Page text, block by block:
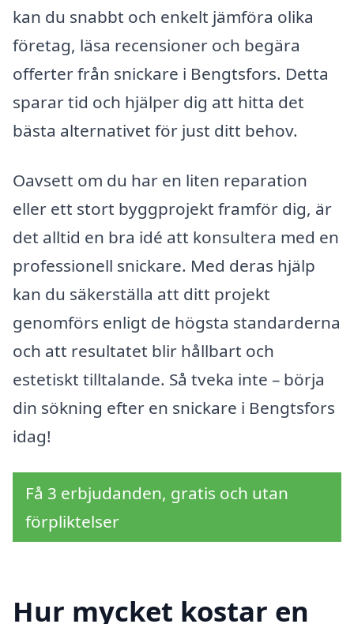
kan du snabbt och enkelt jämföra olika
företag, läsa recensioner och begära
offerter från snickare i Bengtsfors. Detta
sparar tid och hjälper dig att hitta det
bästa alternativet för just ditt behov.
Oavsett om du har en liten reparation
eller ett stort byggprojekt framför dig, är
det alltid en bra idé att konsultera med en
professionell snickare. Med deras hjälp
kan du säkerställa att ditt projekt
genomförs enligt de högsta standarderna
och att resultatet blir hållbart och
estetiskt tilltalande. Så tveka inte – börja
din sökning efter en snickare i Bengtsfors
idag!
Få 3 erbjudanden, gratis och utan
förpliktelser
Hur mycket kostar en